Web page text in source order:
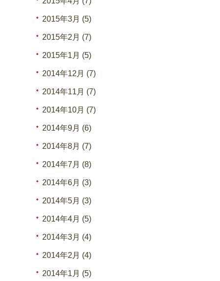
2015年3月 (5)
2015年2月 (7)
2015年1月 (5)
2014年12月 (7)
2014年11月 (7)
2014年10月 (7)
2014年9月 (6)
2014年8月 (7)
2014年7月 (8)
2014年6月 (3)
2014年5月 (3)
2014年4月 (5)
2014年3月 (4)
2014年2月 (4)
2014年1月 (5)